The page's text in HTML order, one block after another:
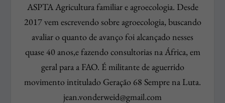
ASPTA Agricultura familiar e agroecologia. Desde
2017 vem escrevendo sobre agroecologia, buscando
avaliar o quanto de avanço foi alcançado nesses
quase 40 anos,e fazendo consultorias na África, em
geral para a FAO. É militante de aguerrido
movimento intitulado Geração 68 Sempre na Luta.
jean.vonderweid@gmail.com